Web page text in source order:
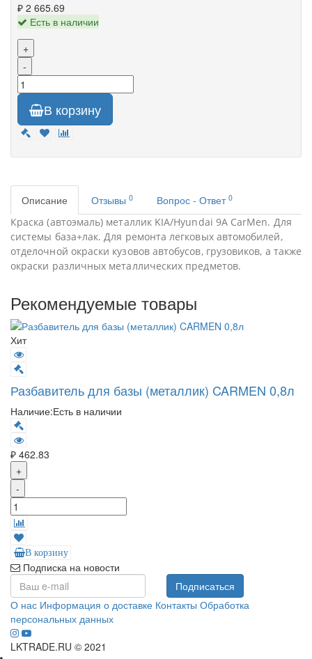
₽ 2 665.69
Есть в наличии
+
-
В корзину
Описание Отзывы 0 Вопрос - Ответ 0
Краска (автоэмаль) металлик KIA/Hyundai 9А CarMen. Для
системы база+лак. Для ремонта легковых автомобилей,
отделочной окраски кузовов автобусов, грузовиков, а также
окраски различных металлических предметов.
Рекомендуемые товары
Хит
Разбавитель для базы (металлик) CARMEN 0,8л
Наличие:Есть в наличии
₽ 462.83
+
-
В корзину
Подписка на новости
Подписаться
О нас Информация о доставке Контакты Обработка
персональных данных
LKTRADE.RU © 2021